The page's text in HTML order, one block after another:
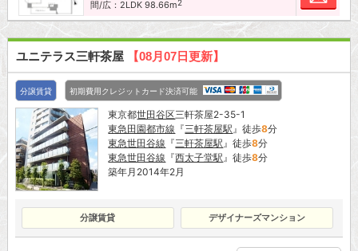
間/広：2LDK 98.66m2
ユニテラス三軒茶屋 【08月07日更新】
分譲賃貸 初期費用クレジットカード決済可能
東京都世田谷区三軒茶屋2-35-1
東急田園都市線 『三軒茶屋駅 』徒歩8分
東急世田谷線 『三軒茶屋駅 』徒歩8分
東急世田谷線 『西太子堂駅 』徒歩8分
築年月2014年2月
分譲賃貸 デザイナーズマンション